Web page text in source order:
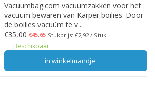
Vacuumbag.com vacuumzakken voor het
vacuüm bewaren van Karper boilies. Door
de boilies vacuüm te v...
€35,00 €45,65 Stukprijs: €2,92 / Stuk
Beschikbaar
in winkelmandje